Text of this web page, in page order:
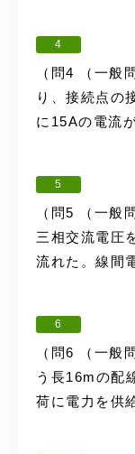
4
（問4 （一般
り、接続点の
に15Aの電流
5
（問5 （一般
三相交流電圧
流れた。線間
6
（問6 （一般
う長16mの配
荷に電力を供